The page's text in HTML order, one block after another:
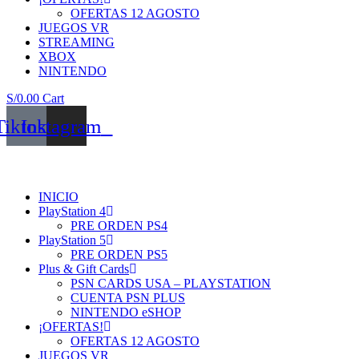
OFERTAS 12 AGOSTO
JUEGOS VR
STREAMING
XBOX
NINTENDO
S/0.00 Cart
Instagram
INICIO
PlayStation 4
PRE ORDEN PS4
PlayStation 5
PRE ORDEN PS5
Plus & Gift Cards
PSN CARDS USA – PLAYSTATION
CUENTA PSN PLUS
NINTENDO eSHOP
¡OFERTAS!
OFERTAS 12 AGOSTO
JUEGOS VR